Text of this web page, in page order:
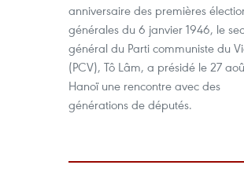
anniversaire des premières
générales du 6 janvier 1946, le
général du Parti communiste du
(PCV), Tô Lâm, a présidé le 27
Hanoï une rencontre avec des
générations de députés.